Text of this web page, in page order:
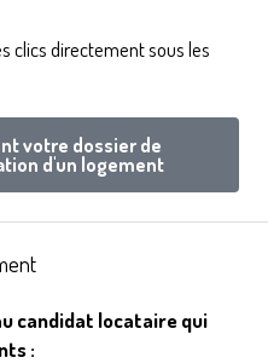
clics directement sous les
votre dossier de
d'un logement
candidat locataire qui
: